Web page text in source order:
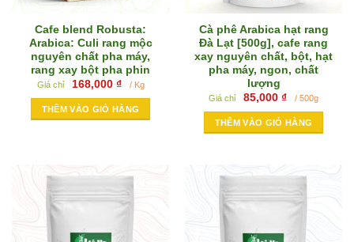
Cafe blend Robusta:
Arabica: Culi rang mộc
nguyên chất pha máy,
rang xay bột pha phin
Giá chỉ 168,000 ₫ / Kg
THÊM VÀO GIỎ HÀNG
Cà phê Arabica hạt rang
Đà Lạt [500g], cafe rang
xay nguyên chất, bột, hạt
pha máy, ngon, chất
lượng
Giá chỉ 85,000 ₫ / 500g
THÊM VÀO GIỎ HÀNG